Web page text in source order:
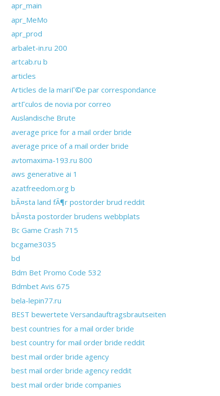
apr_main
apr_MeMo
apr_prod
arbalet-in.ru 200
artcab.ru b
articles
Articles de la mariГ©e par correspondance
artГ­culos de novia por correo
Auslandische Brute
average price for a mail order bride
average price of a mail order bride
avtomaxima-193.ru 800
aws generative ai 1
azatfreedom.org b
bÃ¤sta land fÃ¶r postorder brud reddit
bÃ¤sta postorder brudens webbplats
Bc Game Crash 715
bcgame3035
bd
Bdm Bet Promo Code 532
Bdmbet Avis 675
bela-lepin77.ru
BEST bewertete Versandauftragsbrautseiten
best countries for a mail order bride
best country for mail order bride reddit
best mail order bride agency
best mail order bride agency reddit
best mail order bride companies